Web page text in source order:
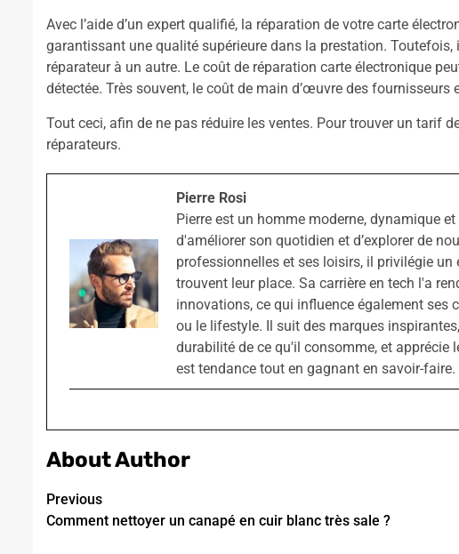
Avec l’aide d’un expert qualifié, la réparation de votre carte
garantissant une qualité supérieure dans la prestation.
réparateur à un autre. Le coût de réparation carte électronique
détectée. Très souvent, le coût de main d’œuvre des fournisseurs
Tout ceci, afin de ne pas réduire les ventes. Pour trouver un tarif
réparateurs.
Pierre Rosi
Pierre est un homme moderne, dynamique
d'améliorer son quotidien et d’explorer de
professionnelles et ses loisirs, il privilégie
trouvent leur place. Sa carrière en tech l'a
innovations, ce qui influence également ses
ou le lifestyle. Il suit des marques
durabilité de ce qu'il consomme, et apprécie
est tendance tout en gagnant en savoir-faire.
About Author
Continue
Reading
Previous
Comment nettoyer un canapé en cuir blanc très sale ?